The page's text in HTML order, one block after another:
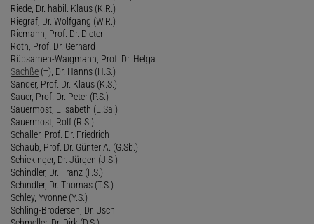
Riede, Dr. habil. Klaus (K.R.)
Riegraf, Dr. Wolfgang (W.R.)
Riemann, Prof. Dr. Dieter
Roth, Prof. Dr. Gerhard
Rübsamen-Waigmann, Prof. Dr. Helga
Sachße (†), Dr. Hanns (H.S.)
Sander, Prof. Dr. Klaus (K.S.)
Sauer, Prof. Dr. Peter (P.S.)
Sauermost, Elisabeth (E.Sa.)
Sauermost, Rolf (R.S.)
Schaller, Prof. Dr. Friedrich
Schaub, Prof. Dr. Günter A. (G.Sb.)
Schickinger, Dr. Jürgen (J.S.)
Schindler, Dr. Franz (F.S.)
Schindler, Dr. Thomas (T.S.)
Schley, Yvonne (Y.S.)
Schling-Brodersen, Dr. Uschi